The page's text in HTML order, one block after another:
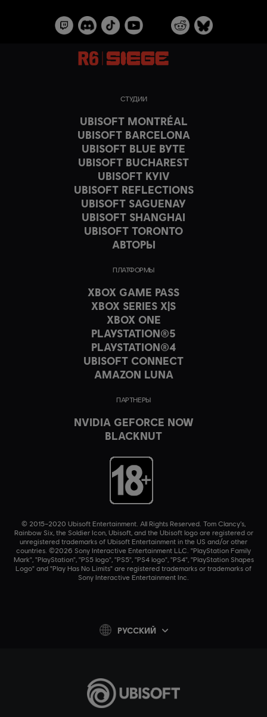
СТУДИИ
UBISOFT MONTRÉAL
UBISOFT BARCELONA
UBISOFT BLUE BYTE
UBISOFT BUCHAREST
UBISOFT KYIV
UBISOFT REFLECTIONS
UBISOFT SAGUENAY
UBISOFT SHANGHAI
UBISOFT TORONTO
АВТОРЫ
ПЛАТФОРМЫ
XBOX GAME PASS
XBOX SERIES X|S
XBOX ONE
PLAYSTATION®5
PLAYSTATION®4
UBISOFT CONNECT
AMAZON LUNA
ПАРТНЕРЫ
NVIDIA GEFORCE NOW
BLACKNUT
© 2015–2020 Ubisoft Entertainment. All Rights Reserved. Tom Clancy’s,
Rainbow Six, the Soldier Icon, Ubisoft, and the Ubisoft logo are registered or
unregistered trademarks of Ubisoft Entertainment in the US and/or other
countries. ©2026 Sony Interactive Entertainment LLC. "PlayStation Family
Mark", "PlayStation", "PS5 logo", "PS5", "PS4 logo", "PS4", "PlayStation Shapes
Logo" and "Play Has No Limits" are registered trademarks or trademarks of
Sony Interactive Entertainment Inc.
PУССКИЙ